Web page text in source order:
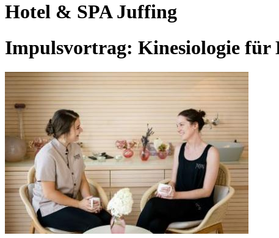
Hotel & SPA Juffing
Impulsvortrag: Kinesiologie für